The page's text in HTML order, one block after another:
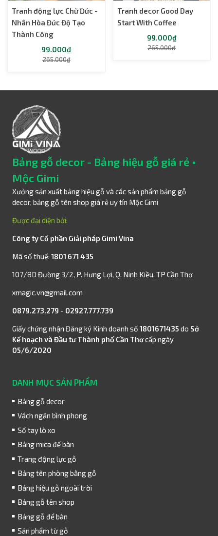
Tranh động lực Chữ Đức -
Nhân Hòa Đức Độ Tạo
Thành Công
99.000₫
265.000₫
Tranh decor Good Day
Start With Coffee
99.000₫
265.000₫
Bảng gỗ decor - Bảng hiệu gỗ giá rẻ •
Mộc Gimi
Xưởng sản xuất bảng hiệu gỗ và các sản phẩm bảng gỗ
decor, bảng gỗ tên shop giá rẻ uy tín Mộc Gimi
Được đại diện bởi:
Công ty Cổ phần Giải pháp Gimi Vina
Mã số thuế: 1801 671 435
107/8D Đường 3/2, P. Hưng Lợi, Q. Ninh Kiều, TP Cần Thơ
xmagic.vn@gmail.com
0879.273.279 - 02927.777.739
Giấy chứng nhận Đăng ký Kinh doanh số 1801671435 do Sở
Kế hoạch và Đầu tư Thành phố Cần Thơcấp ngày
05/6/2020
DANH MỤC SẢN PHẨM
Bảng gỗ decor
Vách ngăn bình phong
Sổ tay lò xo
Bảng mica để bàn
Trang động lực gỗ
Bảng tên phòng bằng gỗ
Bảng hiệu gỗ ngoài trời
Bảng gỗ tên shop
Bảng gỗ để bàn
Sản phẩm từ gỗ